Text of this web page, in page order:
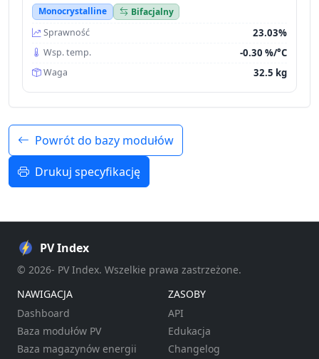
Monocrystalline
Bifacjalny
Sprawność
23.03%
Wsp. temp. -0.30 %/°C
Waga 32.5 kg
Powrót do bazy modułów
Drukuj specyfikację
PV Index
© 2026- PV Index. Wszelkie prawa zastrzeżone.
NAWIGACJA
Dashboard
Baza modułów PV
Baza magazynów energii
ZASOBY
API
Edukacja
Changelog